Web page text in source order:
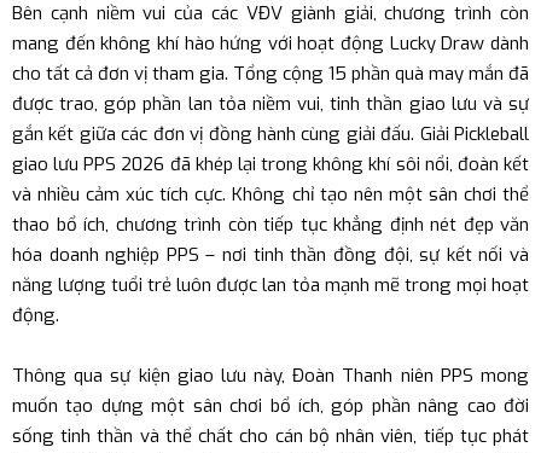
Bên cạnh niềm vui của các VĐV giành giải, chương trình còn
mang đến không khí hào hứng với hoạt động Lucky Draw dành
cho tất cả đơn vị tham gia. Tổng cộng 15 phần quà may mắn đã
được trao, góp phần lan tỏa niềm vui, tinh thần giao lưu và sự
gắn kết giữa các đơn vị đồng hành cùng giải đấu. Giải Pickleball
giao lưu PPS 2026 đã khép lại trong không khí sôi nổi, đoàn kết
và nhiều cảm xúc tích cực. Không chỉ tạo nên một sân chơi thể
thao bổ ích, chương trình còn tiếp tục khẳng định nét đẹp văn
hóa doanh nghiệp PPS – nơi tinh thần đồng đội, sự kết nối và
năng lượng tuổi trẻ luôn được lan tỏa mạnh mẽ trong mọi hoạt
động.
Thông qua sự kiện giao lưu này, Đoàn Thanh niên PPS mong
muốn tạo dựng một sân chơi bổ ích, góp phần nâng cao đời
sống tinh thần và thể chất cho cán bộ nhân viên, tiếp tục phát